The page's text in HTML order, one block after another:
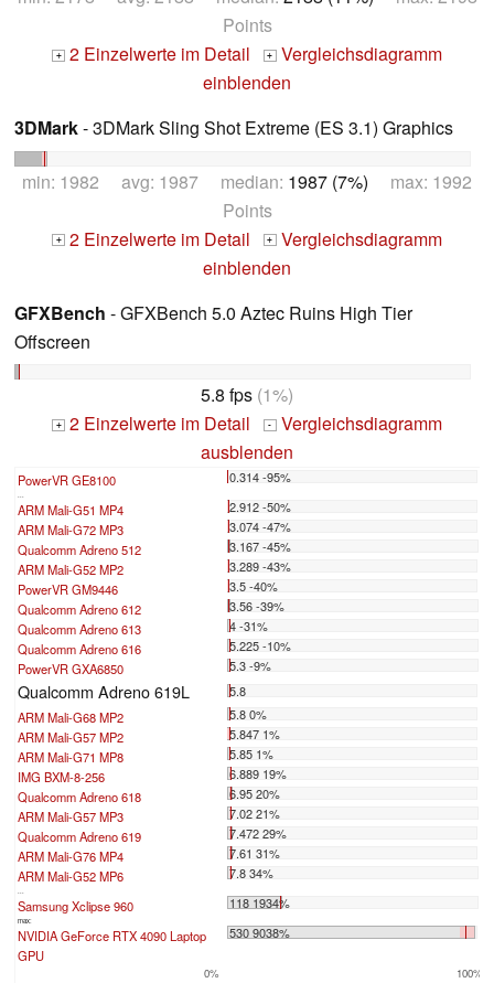
Points
+ 2 Einzelwerte im Detail + Vergleichsdiagramm
einblenden
3DMark- 3DMark Sling Shot Extreme (ES 3.1) Graphics
min: 1982 avg: 1987 median: 1987 (7%) max: 1992
Points
+ 2 Einzelwerte im Detail + Vergleichsdiagramm
einblenden
GFXBench - GFXBench 5.0 Aztec Ruins High Tier
Offscreen
5.8 fps (1%)
+ 2 Einzelwerte im Detail - Vergleichsdiagramm
ausblenden
PowerVR GE8100 0.314 -95%
...
ARM Mali-G51 MP4
2.912 -50%
ARM Mali-G72 MP3
3.074 -47%
Qualcomm Adreno 512
3.167 -45%
ARM Mali-G52 MP2
3.289 -43%
PowerVR GM9446
3.5 -40%
Qualcomm Adreno 612
3.56 -39%
Qualcomm Adreno 613
4 -31%
Qualcomm Adreno 616
5.225 -10%
PowerVR GXA6850
5.3 -9%
Qualcomm Adreno 619L
5.8
ARM Mali-G68 MP2
5.8 0%
ARM Mali-G57 MP2
5.847 1%
ARM Mali-G71 MP8
5.85 1%
IMG BXM-8-256
6.889 19%
Qualcomm Adreno 618
6.95 20%
ARM Mali-G57 MP3
7.02 21%
Qualcomm Adreno 619
7.472 29%
ARM Mali-G76 MP4
7.61 31%
ARM Mali-G52 MP6
7.8 34%
...
Samsung Xclipse 960 118 1934%
max:
NVIDIA GeForce RTX 4090 Laptop
GPU
530 9038%
0% 100%